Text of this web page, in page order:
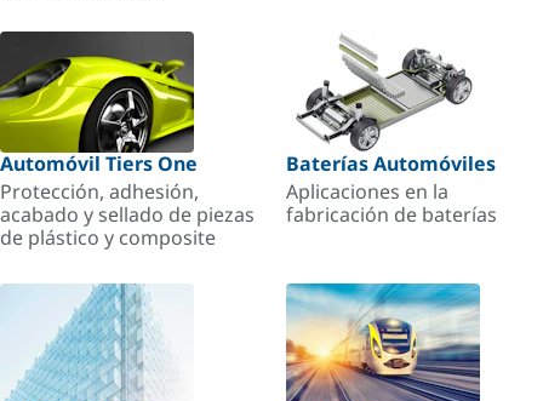
Automóvil Tiers One
Protección, adhesión,
acabado y sellado de piezas
de plástico y composite
Baterías Automóviles
Aplicaciones en la
fabricación de baterías